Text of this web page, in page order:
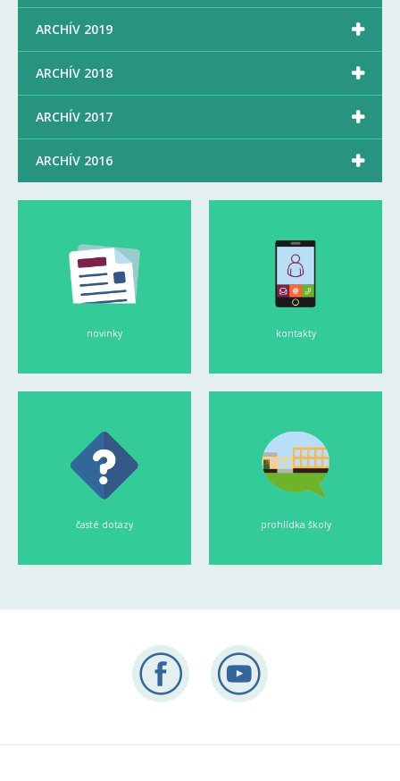
ARCHÍV 2019 
ARCHÍV 2018 
ARCHÍV 2017 
ARCHÍV 2016 
novinky kontakty
časté dotazy prohlídka školy